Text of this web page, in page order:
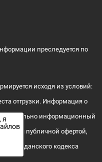
преследуется по
исходя из условий:
отгрузки. Информация о
информационный
публичной офертой,
Гражданского кодекса
я